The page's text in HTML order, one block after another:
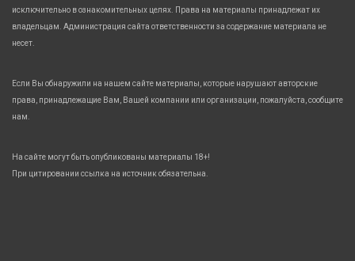
исключительно в ознакомительных целях. Права на материалы принадлежат их
владельцам. Администрация сайта ответственности за содержание материала не
несет.
Если Вы обнаружили на нашем сайте материалы, которые нарушают авторские
права, принадлежащие Вам, Вашей компании или организации, пожалуйста, сообщите
нам.
На сайте могут быть опубликованы материалы 18+!
При цитировании ссылка на источник обязательна.